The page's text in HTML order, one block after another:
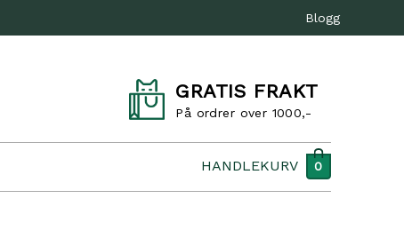
Blogg
GRATIS FRAKT
På ordrer over 1000,-
HANDLEKURV 0